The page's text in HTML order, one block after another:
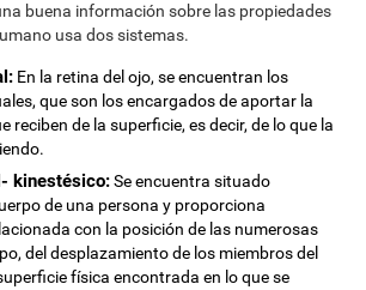
buena información sobre las propiedades
usa dos sistemas.
En la retina del ojo, se encuentran los
que son los encargados de aportar la
reciben de la superficie, es decir, de lo que la
kinestésico:Se encuentra situado
de una persona y proporciona
con la posición de las numerosas
del desplazamiento de los miembros del
física encontrada en lo que se